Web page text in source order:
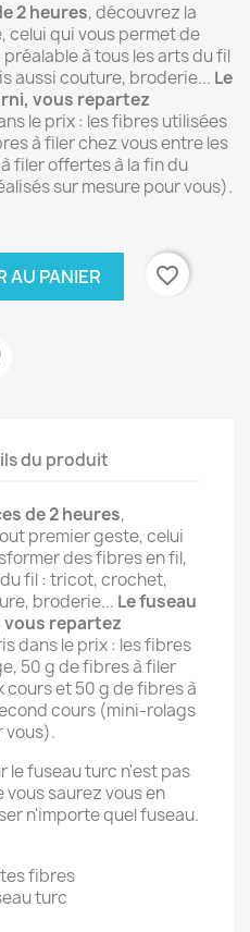
2 heures, découvrez la
celui qui vous permet de
à tous les arts du fil
aussi couture, broderie... Le
vous repartez
le prix : les fibres utilisées
à filer chez vous entre les
filer offertes à la fin du
sur mesure pour vous).
AU PANIER favorite_border
du produit
de2 heures,
premier geste, celui
des fibres en fil,
fil : tricot, crochet,
broderie... Le fuseau
repartez
dans le prix : les fibres
50 g de fibres à filer
cours et 50 g de fibres à
cours (mini-rolags
vous).
le fuseau turc n'est pas
saurez vous en
n'importe quel fuseau.
fibres
turc